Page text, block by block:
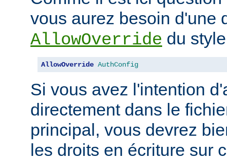
vous aurez besoin d'une
AllowOverride du
AllowOverride AuthConfig
Si vous avez l'intention
directement dans le
principal, vous devrez
les droits en écriture sur